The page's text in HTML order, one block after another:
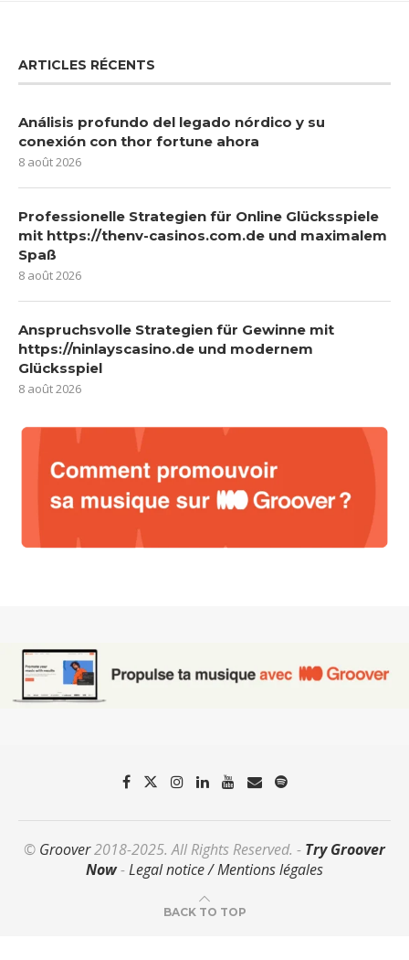
ARTICLES RÉCENTS
Análisis profundo del legado nórdico y su
conexión con thor fortune ahora
8 août 2026
Professionelle Strategien für Online Glücksspiele
mit https://thenv-casinos.com.de und maximalem
Spaß
8 août 2026
Anspruchsvolle Strategien für Gewinne mit
https://ninlayscasino.de und modernem
Glücksspiel
8 août 2026
© Groover2018-2025. All Rights Reserved. - Try Groover
Now-Legal notice / Mentions légales
BACK TO TOP